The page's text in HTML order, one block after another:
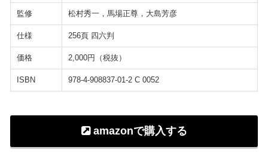
監修 松村秀一，馬場正尊，大島芳彦
仕様 256頁 四六判
価格 2,000円（税抜）
ISBN 978-4-908837-01-2 C 0052
amazonで購入する